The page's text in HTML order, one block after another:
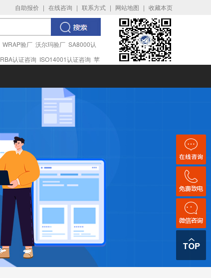
自助报价 | 在线咨询 | 联系方式 | 网站地图 | 收藏本页
WRAP验厂 沃尔玛验厂 SA8000认
RBA认证咨询 ISO14001认证咨询 苹